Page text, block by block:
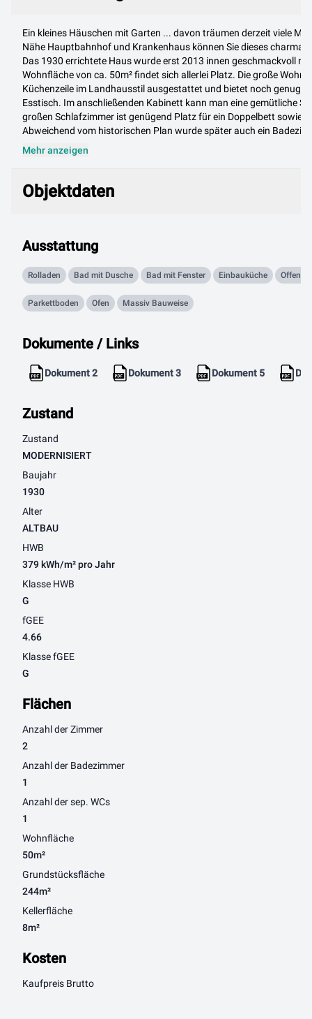
Ein kleines Häuschen mit Garten ... davon träumen derzeit viele
Nähe Hauptbahnhof und Krankenhaus können Sie dieses
Das 1930 errichtete Haus wurde erst 2013 innen geschmackvoll
Wohnfläche von ca. 50m² findet sich allerlei Platz. Die große
Küchenzeile im Landhausstil ausgestattet und bietet noch genug
Esstisch. Im anschließenden Kabinett kann man eine gemütliche
großen Schlafzimmer ist genügend Platz für ein Doppelbett sowie
Abweichend vom historischen Plan wurde später auch ein
Mehr anzeigen
Objektdaten
Ausstattung
Rolladen Bad mit Dusche Bad mit Fenster Einbauküche Offene
Parkettboden Ofen Massiv Bauweise
Dokumente / Links
Dokument 2 Dokument 3 Dokument 5
Zustand
Zustand
MODERNISIERT
Baujahr
1930
Alter
ALTBAU
HWB
379 kWh/m² pro Jahr
Klasse HWB
G
fGEE
4.66
Klasse fGEE
G
Flächen
Anzahl der Zimmer
2
Anzahl der Badezimmer
1
Anzahl der sep. WCs
1
Wohnfläche
50m²
Grundstücksfläche
244m²
Kellerfläche
8m²
Kosten
Kaufpreis Brutto